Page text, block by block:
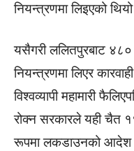
नियन्त्रणमा लिइएको
यसैगरी ललितपुरबाट
नियन्त्रणमा लिएर
विश्वव्यापी महामारी
रोक्न सरकारले यही चैत
रूपमा लकडाउनको आदेश